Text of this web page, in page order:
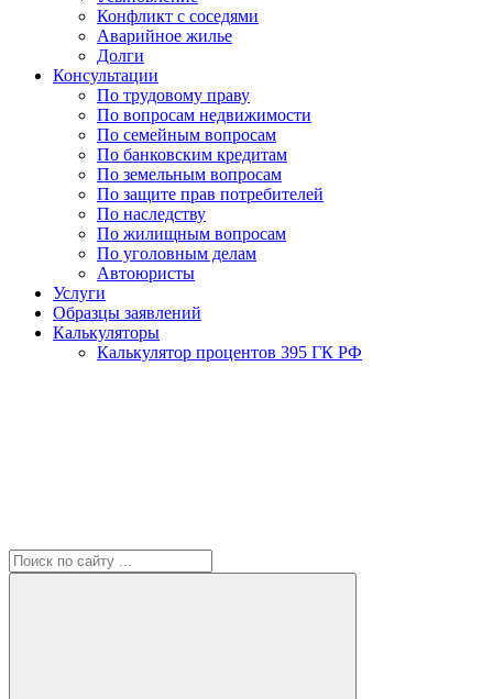
Конфликт с соседями
Аварийное жилье
Долги
Консультации
По трудовому праву
По вопросам недвижимости
По семейным вопросам
По банковским кредитам
По земельным вопросам
По защите прав потребителей
По наследству
По жилищным вопросам
По уголовным делам
Автоюристы
Услуги
Образцы заявлений
Калькуляторы
Калькулятор процентов 395 ГК РФ